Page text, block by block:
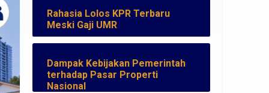
Rahasia Lolos KPR Terbaru
Meski Gaji UMR
Dampak Kebijakan Pemerintah
terhadap Pasar Properti
Nasional